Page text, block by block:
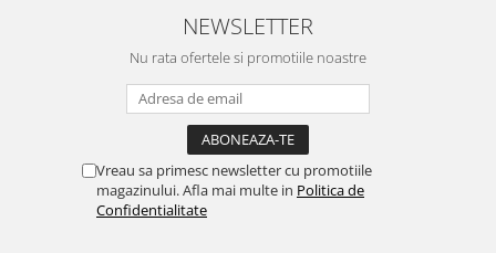
NEWSLETTER
Nu rata ofertele si promotiile noastre
Vreau sa primesc newsletter cu promotiile
magazinului. Afla mai multe in Politica de
Confidentialitate